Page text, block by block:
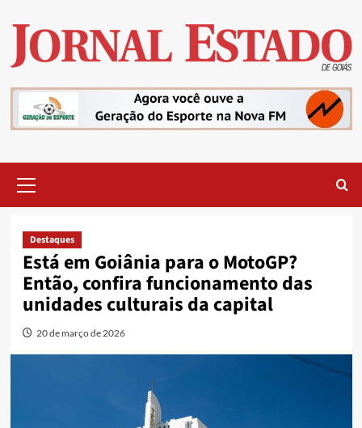
content
Menu
Destaques
Está em Goiânia para o MotoGP?
Então, confira funcionamento das
unidades culturais da capital
20 de março de 2026